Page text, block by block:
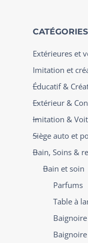
Extérieures et
Imitation et
Éducatif &
Extérieur &
Imitation &
Siège auto et
Bain, Soins &
Bain et soin
Parfums
Table à
Baignoire